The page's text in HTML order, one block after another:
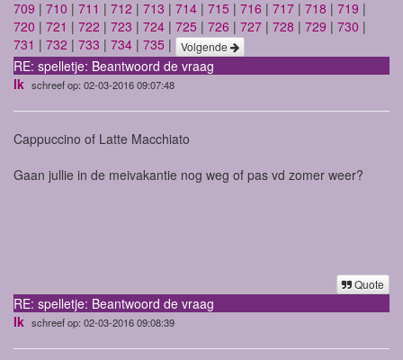
709 | 710 | 711 | 712 | 713 | 714 | 715 | 716 | 717 | 718 | 719 |
720 | 721 | 722 | 723 | 724 | 725 | 726 | 727 | 728 | 729 | 730 |
731 | 732 | 733 | 734 | 735 | Volgende
RE: spelletje: Beantwoord de vraag
Ik schreef op: 02-03-2016 09:07:48
Cappuccino of Latte Macchiato
Gaan jullie in de meivakantie nog weg of pas vd zomer weer?
Quote
RE: spelletje: Beantwoord de vraag
Ik schreef op: 02-03-2016 09:08:39